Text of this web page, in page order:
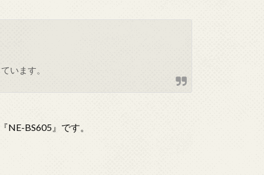
います。
BS605』です。